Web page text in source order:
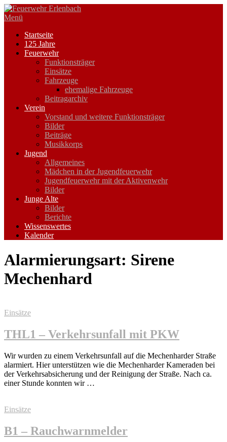
Zum
Inhalt
Menü
Startseite
125 Jahre
Feuerwehr
Funktionsträger
Einsätze
Fahrzeuge
ehemalige Fahrzeuge
Beitragarchiv
Verein
Vorstand und weitere Funktionsträger
Bilder
Beiträge
Musikkorps
Jugend
Allgemeines
Mädchen in der Jugendfeuerwehr
Jugendfeuerwehr mit der Aktivenwehr
Bilder
Junge Alte
Bilder
Berichte
Wissenswertes
Kalender
Alarmierungsart: Sirene
Mechenhard
Einsätze
THL1 – Verkehrsunfall mit PKW
Wir wurden zu einem Verkehrsunfall auf die Mechenharder Straße
alarmiert. Hier unterstützen wie die Mechenharder Kameraden bei
der Verkehrsabsicherung und der Reinigung der Straße. Nach ca.
einer Stunde konnten wir …
Einsätze
B1 – Rauchwarnmelder